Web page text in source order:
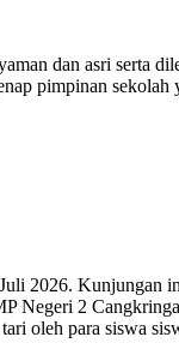
dan asri serta
pimpinan
2026. Kunjungan
Negeri 2
oleh para siswa